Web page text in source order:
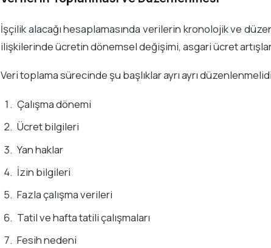
İşçilik alacağı hesaplamasında verilerin kronolojik ve
ilişkilerinde ücretin dönemsel değişimi, asgari ücret
Veri toplama sürecinde şu başlıklar ayrı ayrı
Çalışma dönemi
Ücret bilgileri
Yan haklar
İzin bilgileri
Fazla çalışma verileri
Tatil ve hafta tatili çalışmaları
Fesih nedeni